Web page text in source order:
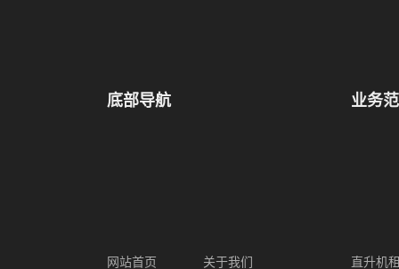
底部导航
网站首页 关于我们
业务
直升机